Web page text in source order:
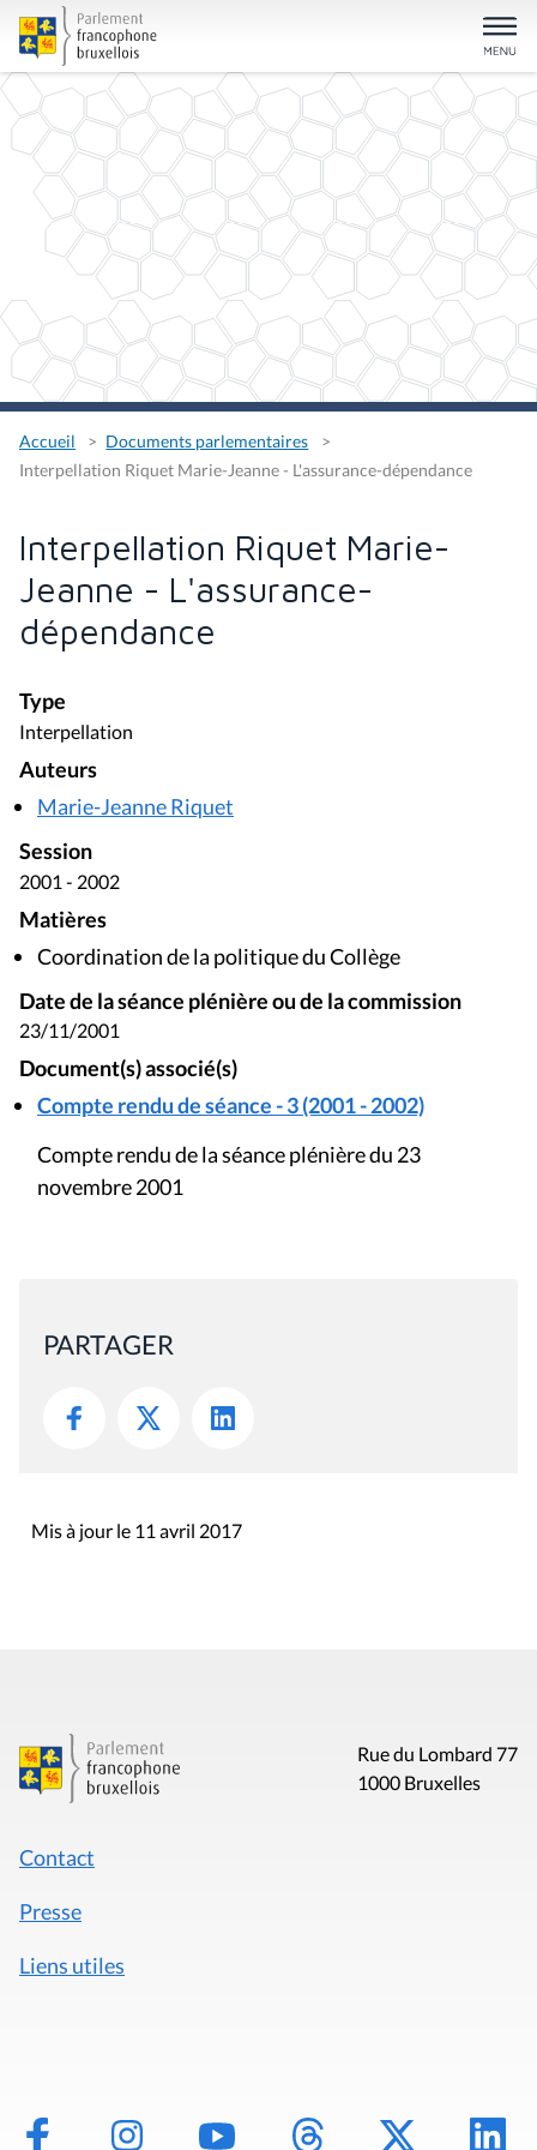
Accueil
Documents parlementaires
Interpellation Riquet Marie-Jeanne - L'assurance-dépendance
Interpellation Riquet Marie-
Jeanne - L'assurance-
dépendance
Type
Interpellation
Auteurs
Marie-Jeanne Riquet
Session
2001 - 2002
Matières
Coordination de la politique du Collège
Date de la séance plénière ou de la commission
23/11/2001
Document(s) associé(s)
Compte rendu de séance - 3 (2001 - 2002)
Compte rendu de la séance plénière du 23
novembre 2001
PARTAGER
Mis à jour le 11 avril 2017
Rue du Lombard 77
1000 Bruxelles
Contact
Presse
Liens utiles